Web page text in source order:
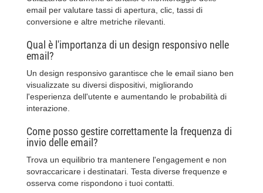
email per valutare tassi di apertura, clic, tassi di
conversione e altre metriche rilevanti.
Qual è l'importanza di un design responsivo nelle
email?
Un design responsivo garantisce che le email siano ben
visualizzate su diversi dispositivi, migliorando
l'esperienza dell'utente e aumentando le probabilità di
interazione.
Come posso gestire correttamente la frequenza di
invio delle email?
Trova un equilibrio tra mantenere l'engagement e non
sovraccaricare i destinatari. Testa diverse frequenze e
osserva come rispondono i tuoi contatti.